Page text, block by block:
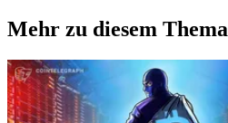
Mehr zu diesem Thema